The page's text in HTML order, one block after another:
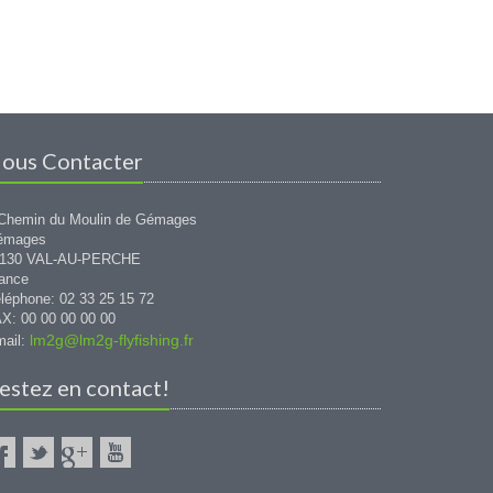
Contacter
du Moulin de Gémages
VAL-AU-PERCHE
02 33 25 15 72
00 00 00 00 00
lm2g@lm2g-flyfishing.fr
en contact!